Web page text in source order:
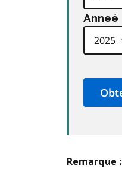
Anneé
Remarque :